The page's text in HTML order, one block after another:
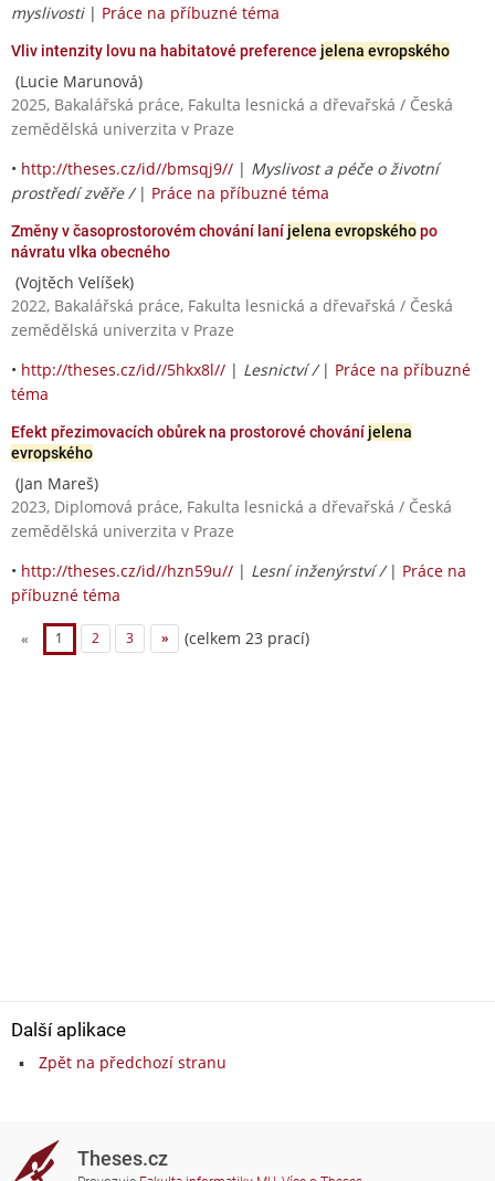
myslivosti| Práce na příbuzné téma
Vliv intenzity lovu na habitatové preference jelena evropského
(Lucie Marunová)
2025, Bakalářská práce, Fakulta lesnická a dřevařská / Česká
zemědělská univerzita v Praze
• http://theses.cz/id//bmsqj9// | Myslivost a péče o životní
prostředí zvěře / | Práce na příbuzné téma
Změny v časoprostorovém chování laní jelena evropskéhopo
návratu vlka obecného
(Vojtěch Velíšek)
2022, Bakalářská práce, Fakulta lesnická a dřevařská / Česká
zemědělská univerzita v Praze
• http://theses.cz/id//5hkx8l// | Lesnictví / | Práce na příbuzné
téma
Efekt přezimovacích obůrek na prostorové chování jelena
evropského
(Jan Mareš)
2023, Diplomová práce, Fakulta lesnická a dřevařská / Česká
zemědělská univerzita v Praze
• http://theses.cz/id//hzn59u// | Lesní inženýrství / | Práce na
příbuzné téma
« 1 2 3 » (celkem 23 prací)
Další aplikace
Zpět na předchozí stranu
Theses.cz